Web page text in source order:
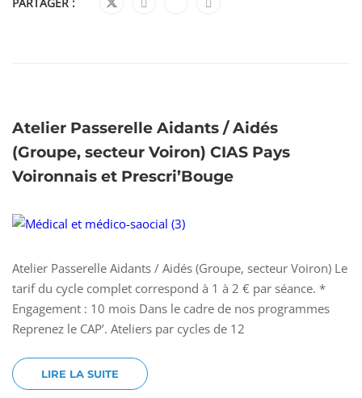
Atelier Passerelle Aidants / Aidés
(Groupe, secteur Voiron) CIAS Pays
Voironnais et Prescri’Bouge
Atelier Passerelle Aidants / Aidés (Groupe, secteur Voiron) Le
tarif du cycle complet correspond à 1 à 2 € par séance. *
Engagement : 10 mois Dans le cadre de nos programmes
Reprenez le CAP’. Ateliers par cycles de 12
LIRE LA SUITE